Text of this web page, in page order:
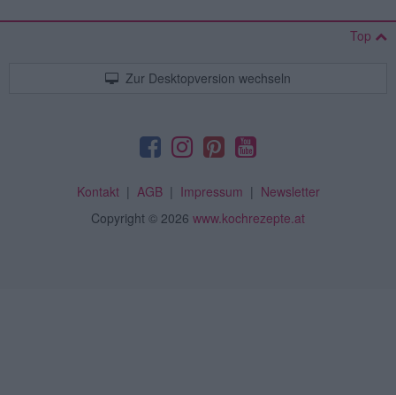
Top
Zur Desktopversion wechseln
Kontakt| AGB| Impressum | Newsletter
Copyright © 2026 www.kochrezepte.at